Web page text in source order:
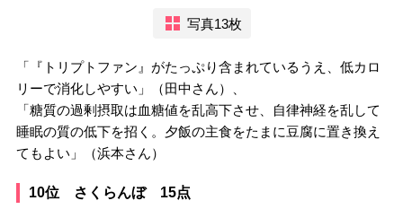
写真13枚
「『トリプトファン』がたっぷり含まれているうえ、低カロ
リーで消化しやすい」（田中さん）、
「糖質の過剰摂取は血糖値を乱高下させ、自律神経を乱して
睡眠の質の低下を招く。夕飯の主食をたまに豆腐に置き換え
てもよい」（浜本さん）
10位 さくらんぼ 15点